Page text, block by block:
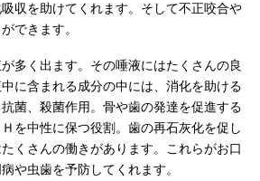
収を助けてくれます。そして不正咬合や
できます。
多く出ます。その唾液にはたくさんの良
に含まれる成分の中には、消化を助ける
菌、殺菌作用。骨や歯の発達を促進する
を中性に保つ役割。歯の再石灰化を促し
くさんの働きがあります。これらがお口
や虫歯を予防してくれます。